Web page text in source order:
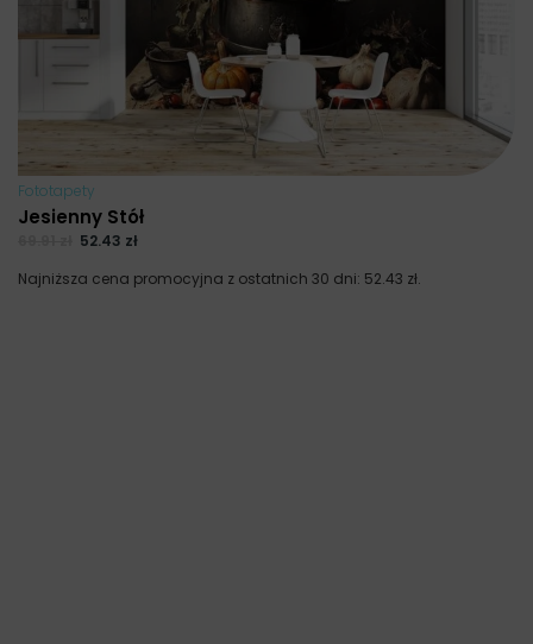
Fototapety
Jesienny Stół
52.43 zł
Najniższa cena promocyjna z ostatnich 30 dni: 52.43 zł.